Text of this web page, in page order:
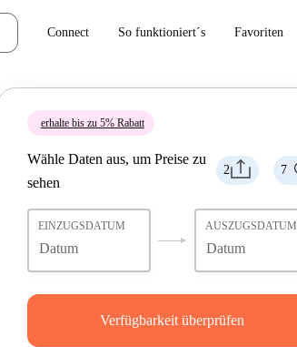
Connect So funktioniert´s Favoriten
erhalte bis zu 5% Rabatt
2 7
Wähle Daten aus, um Preise zu
sehen
EINZUGSDATUM AUSZUGSDATUM
Verfügbarkeit überprüfen